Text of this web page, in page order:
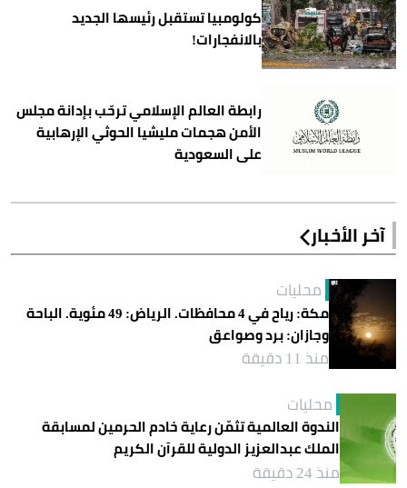
كولومبيا تستقبل رئيسها الجديد
بالانفجارات!
رابطة العالم الإسلامي ترحّب بإدانة مجلس
الأمن هجمات مليشيا الحوثي الإرهابية
على السعودية
آخر الأخبار
محليات
مكة: رياح في 4 محافظات. الرياض: 49 مئوية. الباحة
وجازان: برد وصواعق
منذ 11 دقيقة
محليات
الندوة العالمية تثمّن رعاية خادم الحرمين لمسابقة
الملك عبدالعزيز الدولية للقرآن الكريم
منذ 24 دقيقة